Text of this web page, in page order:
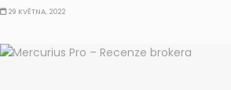
29 KVĚTNA, 2022